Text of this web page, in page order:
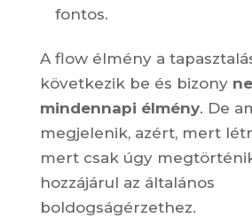
fontos.
A flow élmény a
következik be és bizony
mindennapi élmény. De
megjelenik, azért, mert
mert csak úgy
hozzájárul az általános
boldogságérzethez.